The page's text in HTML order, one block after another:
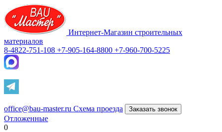
Интернет-Магазин строительных
материалов
8-4822-751-108 +7-905-164-8800 +7-960-700-5225
office@bau-master.ru Схема проезда Заказать звонок
Отложенные
0